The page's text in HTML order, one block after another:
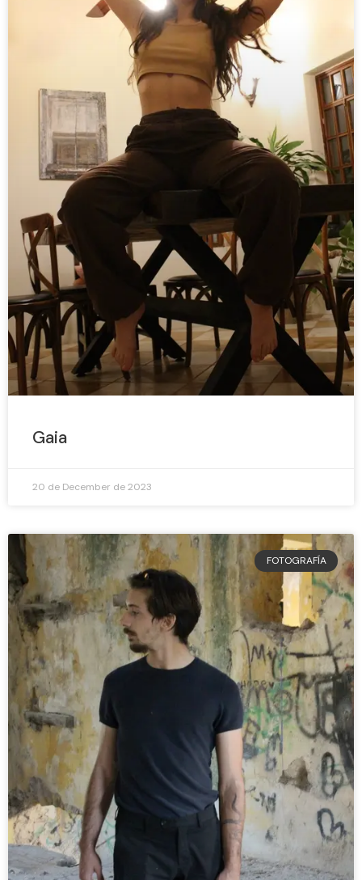
Gaia
20 de December de 2023
FOTOGRAFÍA